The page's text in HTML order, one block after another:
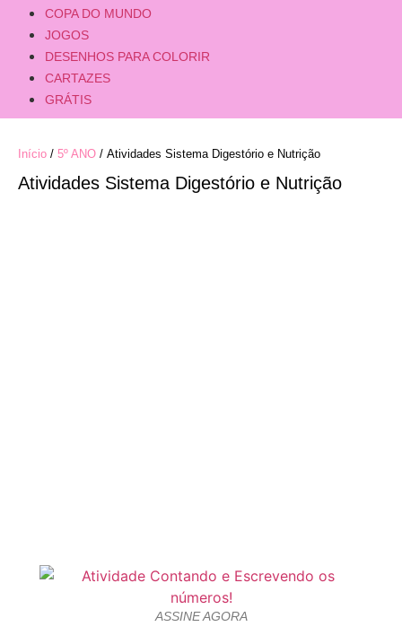
COPA DO MUNDO
JOGOS
DESENHOS PARA COLORIR
CARTAZES
GRÁTIS
Início / 5º ANO / Atividades Sistema Digestório e Nutrição
Atividades Sistema Digestório e Nutrição
ASSINE AGORA